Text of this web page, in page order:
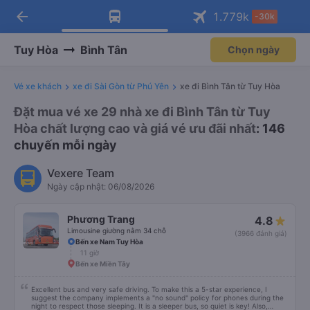
Tải app Vexere ngay!
Nhận ưu đãi thành viên độc
Mở app
Tải app Vexere
-30k/ghế khi đặt vé máy bay qua
Mở app
arrow_back 1.779k -30k
Tuy Hòa Bình Tân Chọn ngày
Vé xe khách xe đi Sài Gòn từ Phú Yên xe đi Bình Tân từ Tuy Hòa
Đặt mua vé xe 29 nhà xe đi Bình Tân từ Tuy
Hòa chất lượng cao và giá vé ưu đãi nhất: 146
chuyến mỗi ngày
Vexere Team
Ngày cập nhật: 06/08/2026
Phương Trang
Limousine giường nằm 34 chỗ
4.8
(3966 đánh giá)
Bến xe Nam Tuy Hòa
11 giờ
Bến xe Miền Tây
Excellent bus and very safe driving. To make this a 5-star experience, I
suggest the company implements a "no sound" policy for phones during the
night to respect those sleeping. It is a sleeper bus, so quiet is key! Also,